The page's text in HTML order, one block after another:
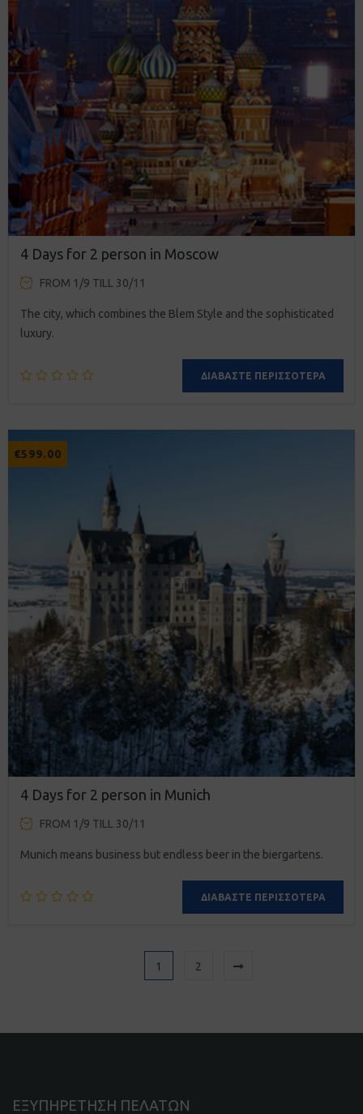
4 Days for 2 person in Moscow
FROM 1/9 TILL 30/11
The city, which combines the Blem Style and the sophisticated
luxury.
ΔΙΑΒΆΣΤΕ ΠΕΡΙΣΣΌΤΕΡΑ
€599.00
4 Days for 2 person in Munich
FROM 1/9 TILL 30/11
Munich means business but endless beer in the biergartens.
ΔΙΑΒΆΣΤΕ ΠΕΡΙΣΣΌΤΕΡΑ
1 2
ΕΞΥΠΗΡΕΤΗΣΗ ΠΕΛΑΤΩΝ